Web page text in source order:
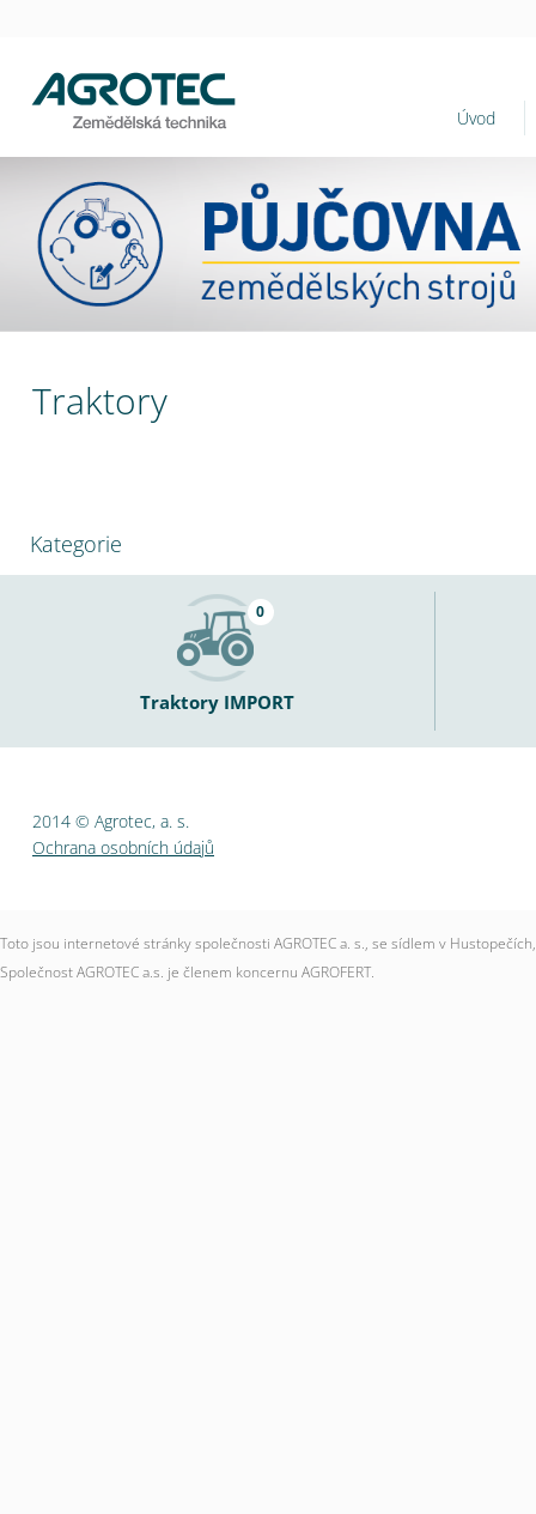
Úvod
Traktory
Kategorie
Traktory IMPORT
0
2014 © Agrotec, a. s.
Ochrana osobních údajů
Toto jsou internetové stránky společnosti AGROTEC a. s., se sídlem v
Společnost AGROTEC a.s. je členem koncernu AGROFERT.